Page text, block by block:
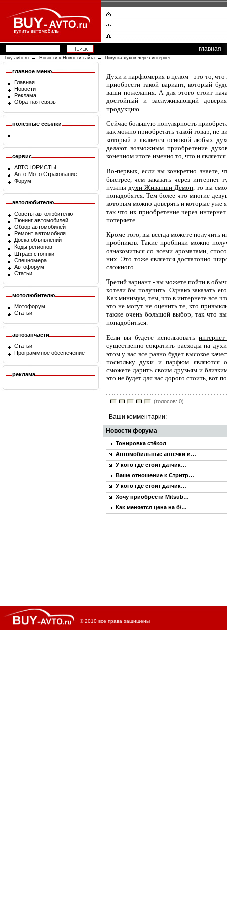
главная
buy-avto.ru Новости » Новости сайта Покупка духов через интернет
главное меню
Главная
Новости
Реклама
Обратная связь
полезные ссылки
сервис
АВТО ЮРИСТЫ
Авто-Мото Страхование
Форум
автолюбителю
Советы автолюбителю
Тюнинг автомобилей
Обзор автомобилей
Ремонт автомобиля
Доска объявлений
Коды регионов
Штраф стоянки
Спецномера
Автофорум
Статьи
мотолюбителю
Мотофорум
Статьи
автозапчасти
Статьи
Программное обеспечение
реклама
Духи и парфюмерия в целом - это то,
приобрести такой вариант, который
ваши пожелания. А для этого стоит
достойный и заслуживающий
продукцию.
Сейчас большую популярность
как можно приобретать такой товар, не
который и является основой любых
делают возможным приобретение
конечном итоге именно то, что и
Во-первых, если вы конкретно
быстрее, чем заказать через
нужны духи Живанши Демон, то вы
понадобятся. Тем более что многие
которым можно доверять и которые уже
так что их приобретение через
потеряете.
Кроме того, вы всегда можете
пробников. Такие пробники можно
ознакомиться со всеми ароматами,
них. Это тоже является достаточно
сложного.
Третий вариант - вы можете пойти в
хотели бы получить. Однако заказать
Как минимум, тем, что в интернете все
это не могут не оценить те, кто
также очень большой выбор, так что
понадобиться.
Если вы будете использовать
существенно сократить расходы на
этом у вас все равно будет высокое
поскольку духи и парфюм являются
сможете дарить своим друзьям и
это не будет для вас дорого стоить, вот
(голосов: 0)
Ваши комментарии:
Новости форума
Тонировка стёкол
Автомобильные аптечки и…
У кого где стоит датчик…
Ваше отношение к Стритр…
У кого где стоит датчик…
Хочу приобрести Mitsub…
Как меняется цена на б/…
© 2010 все права защищены